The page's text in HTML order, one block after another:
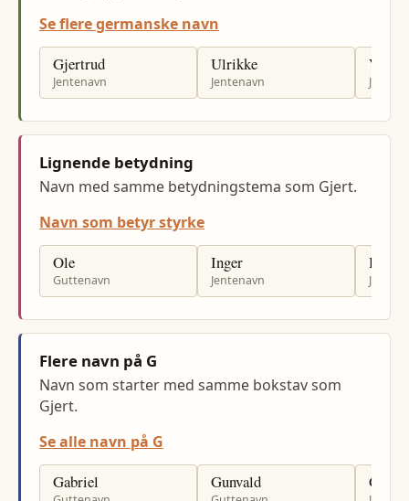
Se flere germanske navn
Gjertrud
Jentenavn
Ulrikke
Jentenavn
Venke
Lignende betydning
Navn med samme betydningstema som Gjert.
Navn som betyr styrke
Ole
Guttenavn
Inger
Jentenavn
Hilde
Flere navn på G
Navn som starter med samme bokstav som
Gjert.
Se alle navn på G
Gabriel Gunvald Gun